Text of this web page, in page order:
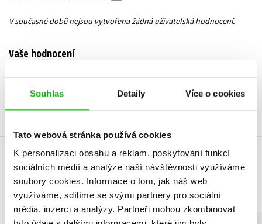
Souhlas Detaily Více o cookies
Tato webová stránka používá cookies
K personalizaci obsahu a reklam, poskytování funkcí
sociálních médií a analýze naší návštěvnosti využíváme
soubory cookies. Informace o tom, jak náš web
využíváme, sdílíme se svými partnery pro sociální
média, inzerci a analýzy. Partneři mohou zkombinovat
V současné době nejsou vytvořena žádná uživatelská hodnocení.
Vaše hodnocení
Přihlásit
MOHLO BY VÁS TAKÉ ZAJÍMAT